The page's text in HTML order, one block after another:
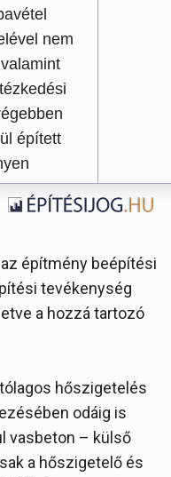
nem
épített
építmény beépítési
tevékenység
a hozzá tartozó
hőszigetelés
odáig is
vasbeton – külső
a hőszigetelő és